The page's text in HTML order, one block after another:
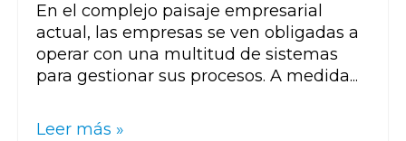
En el complejo paisaje empresarial
actual, las empresas se ven obligadas a
operar con una multitud de sistemas
para gestionar sus procesos. A medida...
Leer más »